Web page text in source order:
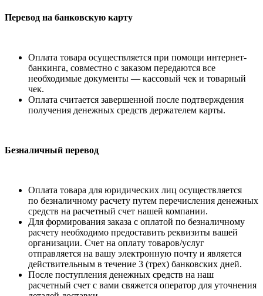
Перевод на банковскую карту
Оплата товара осуществляется при помощи интернет-
банкинга, совместно с заказом передаются все
необходимые документы — кассовый чек и товарный
чек.
Оплата считается завершенной после подтверждения
получения денежных средств держателем карты.
Безналичный перевод
Оплата товара для юридических лиц осуществляется
по безналичному расчету путем перечисления денежных
средств на расчетный счет нашей компании.
Для формирования заказа с оплатой по безналичному
расчету необходимо предоставить реквизиты вашей
организации. Счет на оплату товаров/услуг
отправляется на вашу электронную почту и является
действительным в течение 3 (трех) банковских дней.
После поступления денежных средств на наш
расчетный счет с вами свяжется оператор для уточнения